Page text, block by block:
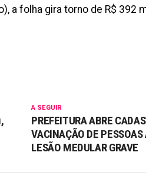
a folha gira torno de R$ 392
A SEGUIR
PREFEITURA ABRE
VACINAÇÃO DE
LESÃO MEDULAR GRAVE